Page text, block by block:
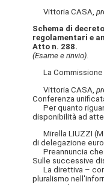
Vittoria CASA,
Schema di
regolamentari e
Atto n. 288.
(Esame e rinvio).
La Commissione
Vittoria CASA,
Conferenza
Per quanto
disponibilità ad
Mirella LIUZZI
di delegazione
Preannuncia che
Sulle successive
La direttiva –
pluralismo